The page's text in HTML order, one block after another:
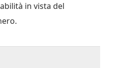
in vista del